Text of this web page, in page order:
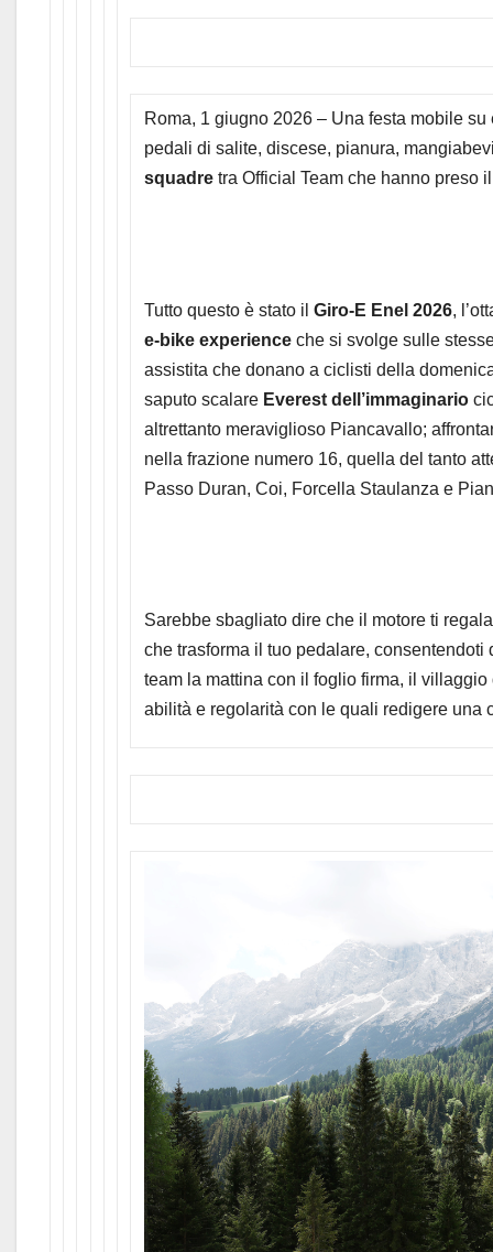
Roma, 1 giugno 2026 – Una festa mobile su
pedali di salite, discese, pianura,
squadretra Official Team che hanno preso
Tutto questo è stato il Giro-E Enel 2026,
e-bike experienceche si svolge sulle
assistita che donano a ciclisti della
saputo scalare Everest dell’immaginario
altrettanto meraviglioso Piancavallo;
nella frazione numero 16, quella del tanto
Passo Duran, Coi, Forcella Staulanza e
Sarebbe sbagliato dire che il motore ti
che trasforma il tuo pedalare,
team la mattina con il foglio firma, il
abilità e regolarità con le quali redigere una